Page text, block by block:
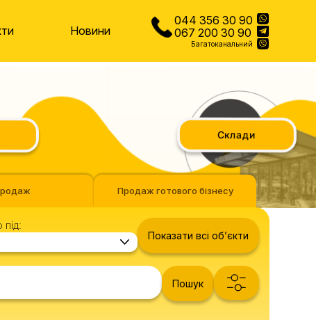
Новини
044 356 30 90
067 200 30 90
Багатоканальний
Склади
Продаж готового бізнесу
під:
Показати всі обʼєкти
Пошук